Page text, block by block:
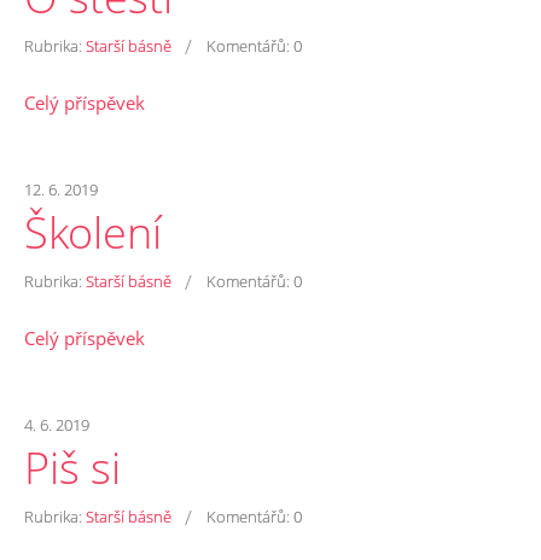
Rubrika: Starší básně / Komentářů: 0
Celý příspěvek
12. 6. 2019
Školení
Rubrika: Starší básně / Komentářů: 0
Celý příspěvek
4. 6. 2019
Piš si
Rubrika: Starší básně / Komentářů: 0